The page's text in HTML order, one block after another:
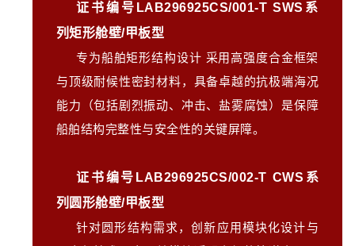
证书编号LAB296925CS/001-T SWS系
列矩形舱壁/甲板型
专为船舶矩形结构设计 采用高强度合金框架
与顶级耐候性密封材料，具备卓越的抗极端海况
能力（包括剧烈振动、冲击、盐雾腐蚀）是保障
船舶结构完整性与安全性的关键屏障。
证书编号LAB296925CS/002-T CWS系
列圆形舱壁/甲板型
针对圆形结构需求，创新应用模块化设计与